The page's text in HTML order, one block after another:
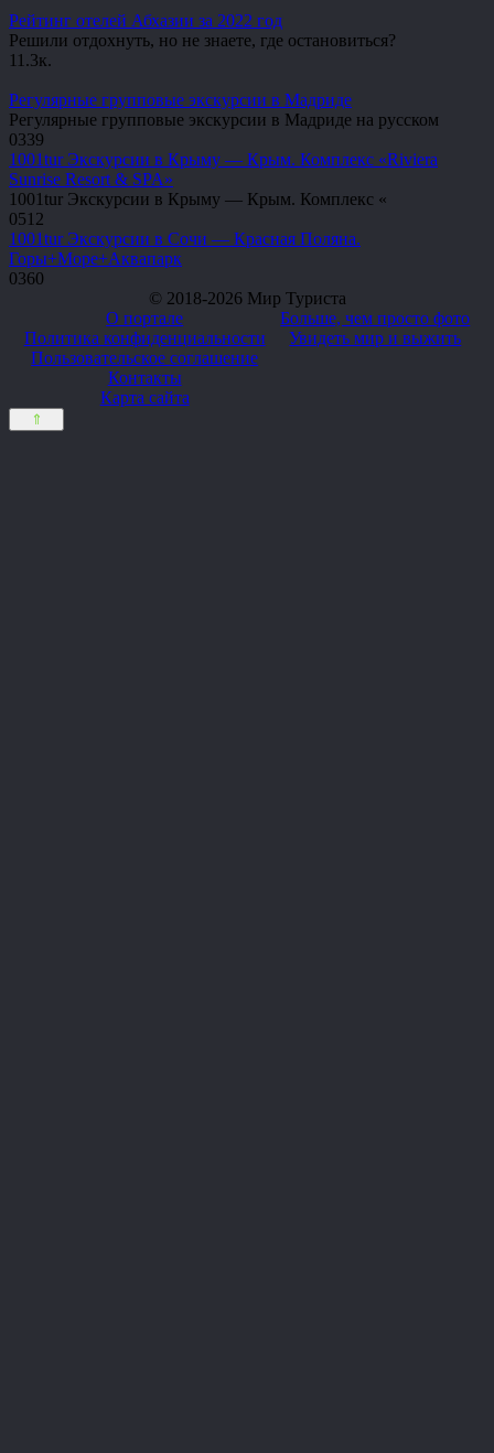
Рейтинг отелей Абхазии за 2022 год
Решили отдохнуть, но не знаете, где остановиться?
11.3к.
Регулярные групповые экскурсии в Мадриде
Регулярные групповые экскурсии в Мадриде на русском
0339
1001tur Экскурсии в Крыму — Крым. Комплекс «Riviera
Sunrise Resort & SPA»
1001tur Экскурсии в Крыму — Крым. Комплекс «
0512
1001tur Экскурсии в Сочи — Красная Поляна.
Горы+Море+Аквапарк
0360
© 2018-2026 Мир Туриста
О портале
Политика конфиденциальности
Пользовательское соглашение
Контакты
Карта сайта
Больше, чем просто фото
Увидеть мир и выжить